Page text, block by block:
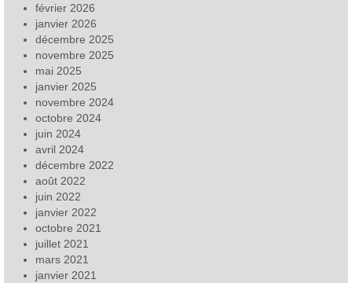
février 2026
janvier 2026
décembre 2025
novembre 2025
mai 2025
janvier 2025
novembre 2024
octobre 2024
juin 2024
avril 2024
décembre 2022
août 2022
juin 2022
janvier 2022
octobre 2021
juillet 2021
mars 2021
janvier 2021